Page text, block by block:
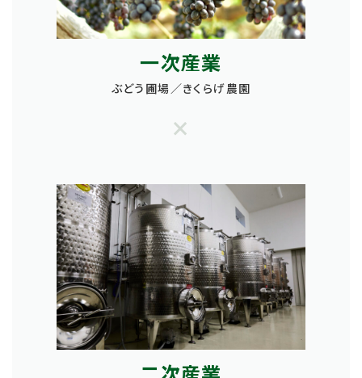
一次産業
ぶどう圃場／きくらげ農園
×